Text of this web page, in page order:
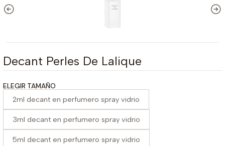
Decant Perles De Lalique
ELEGIR TAMAÑO
2ml decant en perfumero spray vidrio
3ml decant en perfumero spray vidrio
5ml decant en perfumero spray vidrio